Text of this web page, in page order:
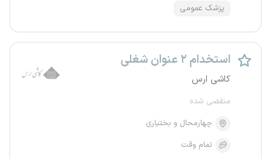
پزشک عمومی
استخدام ۲ عنوان شغلی
کاشی ارس
منقضی شده
چهارمحال و بختیاری
تمام وقت